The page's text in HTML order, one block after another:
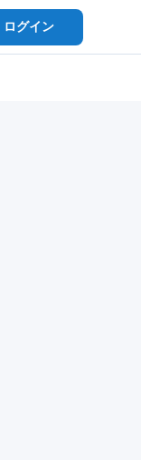
ログイン